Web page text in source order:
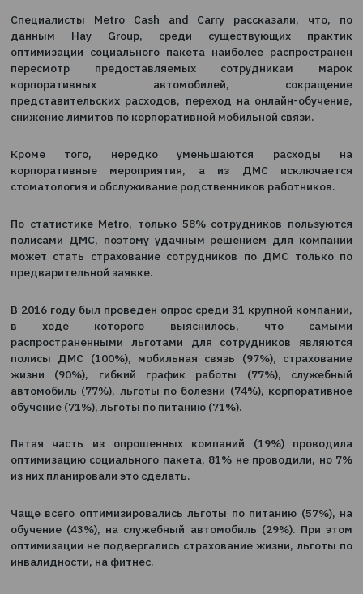
Как оптимизировать соцпакет, если
пользуются лишь 60% застрахованных сотрудников?
Специалисты Metro Cash and Carry рассказали,
данным Hay Group, среди существующих
оптимизации социального пакета наиболее
корпоративных автомобилей,
представительских расходов, переход на онлайн-
снижение лимитов по корпоративной мобильной
Кроме того, нередко уменьшаются
корпоративные мероприятия, а из ДМС
стоматология и обслуживание родственников
По статистике Metro, только 58% сотрудников
полисами ДМС, поэтому удачным решением для
может стать страхование сотрудников по ДМС
предварительной заявке.
В 2016 году был проведен опрос среди 31 крупной
в ходе которого выяснилось, что
распространенными льготами для сотрудников
полисы ДМС (100%), мобильная связь (97%),
автомобиль (77%), льготы по болезни (74%),
обучение (71%), льготы по питанию (71%).